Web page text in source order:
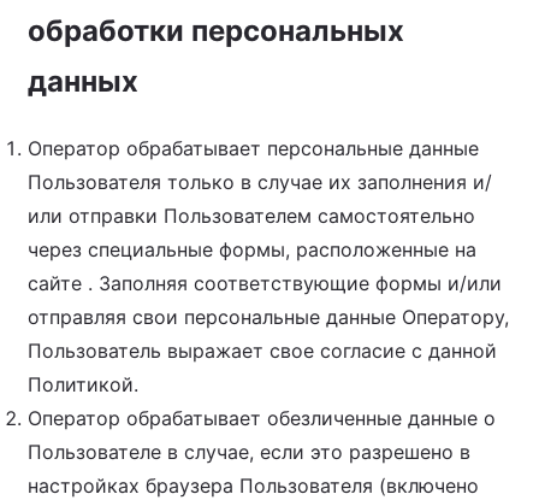
обработки персональных
данных
Оператор обрабатывает персональные данные
Пользователя только в случае их заполнения и/
или отправки Пользователем самостоятельно
через специальные формы, расположенные на
сайте . Заполняя соответствующие формы и/или
отправляя свои персональные данные Оператору,
Пользователь выражает свое согласие с данной
Политикой.
Оператор обрабатывает обезличенные данные о
Пользователе в случае, если это разрешено в
настройках браузера Пользователя (включено